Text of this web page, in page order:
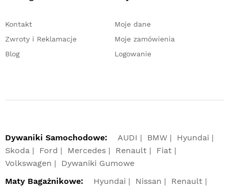
Kontakt
Zwroty i Reklamacje
Blog
Moje dane
Moje zamówienia
Logowanie
Dywaniki Samochodowe: AUDI BMW
Hyundai
Skoda
Ford Mercedes Renault
Fiat
Volkswagen
Dywaniki Gumowe
Maty Bagażnikowe:
Hyundai Nissan
Renault